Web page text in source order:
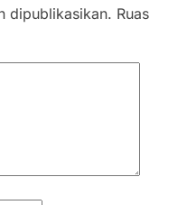
dipublikasikan. Ruas